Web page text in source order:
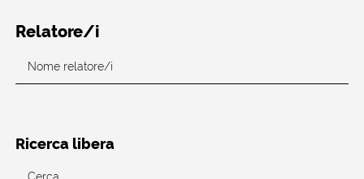
Relatore/i
Ricerca libera